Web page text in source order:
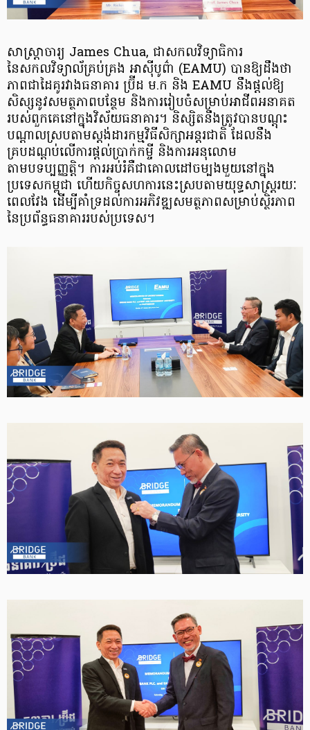
សាស្ត្រាចារ្យ James Chua, ជាសកលវិទ្យាធិការ​
នៃសកលវិទ្យាល័គ្រប់គ្រង អាស៊ីបូព៌ា (EAMU) បានឱ្យដឹងថា
ភាពជាដៃគូរវាងធនាគារ ប្រ៊ីដ ម.ក និង EAMU នឹងផ្តល់ឱ្យ
សិស្សនូវសមត្ថភាពបន្ថែម និងការរៀបចំសម្រាប់អាជីពអនាគត
របស់ពួកគេនៅក្នុងវិស័យធនាគារ។ និស្សិតនឹងត្រូវបានបណ្តុះ
បណ្តាល​ស្របតាមស្តង់ដារកម្មវិធីសិក្សាអន្តរជាតិ ដែលនឹង
គ្របដណ្តប់លើ​ការ​ផ្តល់ប្រាក់កម្ចី និងការអនុលោម
តាមបទប្បញ្ញត្តិ។ ការអប់រំគឺជាគោលដៅ​ចម្បង​មួយនៅ​ក្នុង​
ប្រទេសកម្ពុជា ហើយកិច្ចសហការនេះ​ស្របតាម​យុទ្ធសាស្ត្ររយៈ
ពេលវែង ដើម្បីគាំទ្រដល់​ការអភិវឌ្ឍ​សមត្ថភាព​សម្រាប់ស្ថិរភាព​
នៃប្រព័ន្ធធនាគាររបស់ប្រទេស។